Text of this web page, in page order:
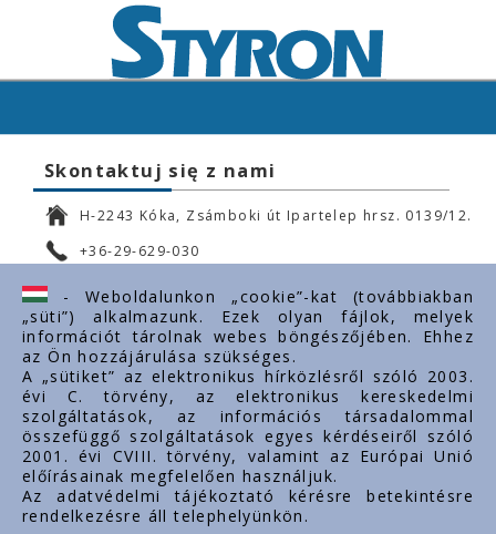
Skontaktuj się z nami
H-2243 Kóka, Zsámboki út Ipartelep hrsz. 0139/12.
+36-29-629-030
ertekesites@styron.hu
export@styron.hu
www.styron.hu
Important links
O nas
Dokumenty
- Weboldalunkon „cookie”-kat (továbbiakban
„süti”) alkalmazunk. Ezek olyan fájlok, melyek
információt tárolnak webes böngészőjében. Ehhez
az Ön hozzájárulása szükséges.
A „sütiket” az elektronikus hírközlésről szóló 2003.
évi C. törvény, az elektronikus kereskedelmi
szolgáltatások, az információs társadalommal
összefüggő szolgáltatások egyes kérdéseiről szóló
2001. évi CVIII. törvény, valamint az Európai Unió
előírásainak megfelelően használjuk.
Az adatvédelmi tájékoztató kérésre betekintésre
rendelkezésre áll telephelyünkön.